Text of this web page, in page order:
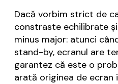
Dacă vorbim strict de
constraste echilibrate
minus major: atunci
stand-by, ecranul are
garantez că este o
arată originea de ecran